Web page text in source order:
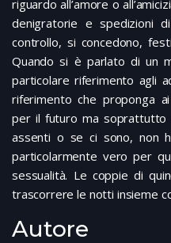
riguardo all’amore o
denigratorie e spedizioni
controllo, si concedono,
Quando si è parlato di un
particolare riferimento agli
riferimento che proponga
per il futuro ma soprattutto
assenti o se ci sono, non
particolarmente vero per
sessualità. Le coppie di
trascorrere le notti insieme
Autore